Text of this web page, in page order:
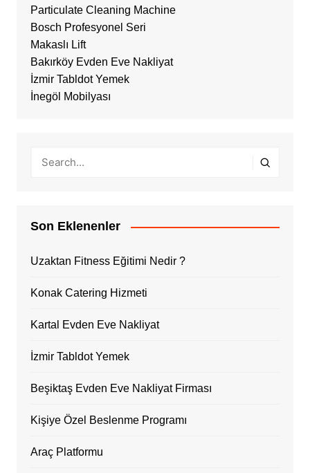
Particulate Cleaning Machine
Bosch Profesyonel Seri
Makaslı Lift
Bakırköy Evden Eve Nakliyat
İzmir Tabldot Yemek
İnegöl Mobilyası
Son Eklenenler
Uzaktan Fitness Eğitimi Nedir ?
Konak Catering Hizmeti
Kartal Evden Eve Nakliyat
İzmir Tabldot Yemek
Beşiktaş Evden Eve Nakliyat Firması
Kişiye Özel Beslenme Programı
Araç Platformu